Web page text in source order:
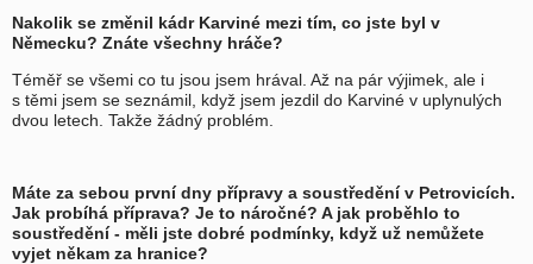
Nakolik se změnil kádr Karviné mezi tím, co jste byl v
Německu? Znáte všechny hráče?
Téměř se všemi co tu jsou jsem hrával. Až na pár výjimek, ale i
s těmi jsem se seznámil, když jsem jezdil do Karviné v uplynulých
dvou letech. Takže žádný problém.
Máte za sebou první dny přípravy a soustředění v Petrovicích.
Jak probíhá příprava? Je to náročné? A jak proběhlo to
soustředění - měli jste dobré podmínky, když už nemůžete
vyjet někam za hranice?